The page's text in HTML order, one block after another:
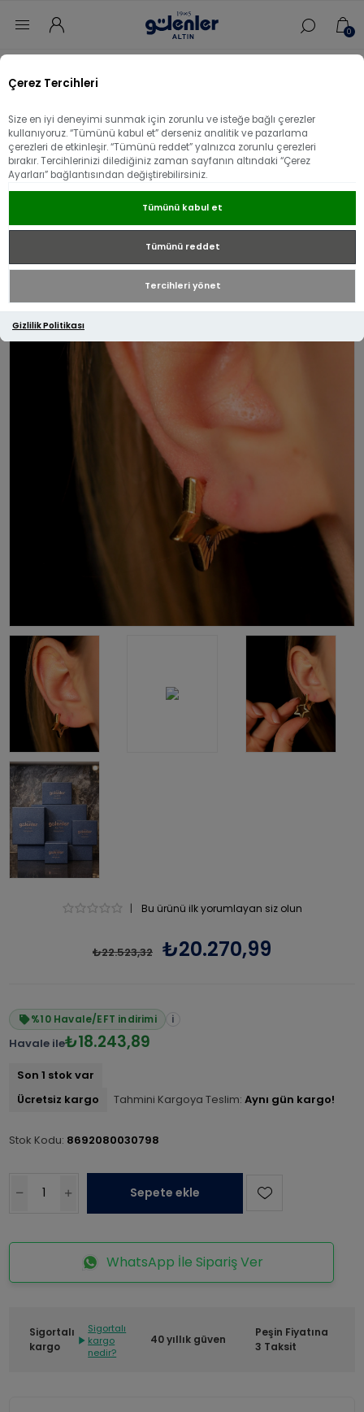
Çerez Tercihleri
Size en iyi deneyimi sunmak için zorunlu ve isteğe bağlı çerezler
kullanıyoruz. “Tümünü kabul et” derseniz analitik ve pazarlama
çerezleri de etkinleşir. “Tümünü reddet” yalnızca zorunlu çerezleri
bırakır. Tercihlerinizi dilediğiniz zaman sayfanın altındaki “Çerez
Ayarları” bağlantısından değiştirebilirsiniz.
Tümünü kabul et
Tümünü reddet
Tercihleri yönet
Gizlilik Politikası
0
Üzgünüz - bu ürün artık mevcut değil!
14 Ayar Altın Kalemli Yıldız Küpe
| Bu ürünü ilk yorumlayan siz olun
₺22.523,32 ₺20.270,99
%10 Havale/EFT indirimi i
Havale ile₺18.243,89
Son 1 stok var
Ücretsiz kargo
Tahmini Kargoya Teslim: Aynı gün kargo!
Stok Kodu: 8692080030798
Sepete ekle
WhatsApp İle Sipariş Ver
Sigortalı
kargo
Sigortalı
kargo
nedir?
40 yıllık güven
Peşin Fiyatına
3 Taksit